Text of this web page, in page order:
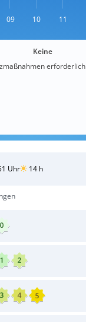
09 10 11
Keine
erforderlich
Uhr 14 h